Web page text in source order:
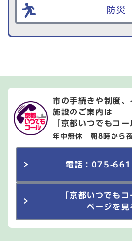
防災
市の手続きや制度、
施設のご案内は
「京都いつでもコー
年中無休 朝8時から
電話：075-
「京都いつでも
ページを見